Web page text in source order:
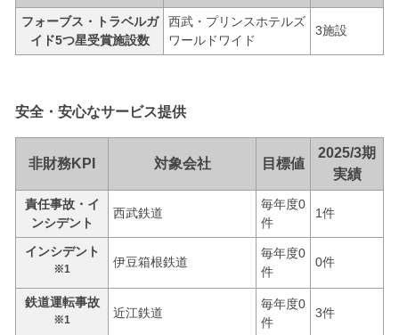
フォーブス・トラベルガ
イド5つ星受賞施設数
西武・プリンスホテルズ
ワールドワイド
3施設
安全・安心なサービス提供
非財務KPI 対象会社 目標値
2025/3期
実績
責任事故・イ
ンシデント
西武鉄道
毎年度0
件
1件
インシデント
※1 伊豆箱根鉄道
毎年度0
件
0件
鉄道運転事故
※1 近江鉄道
毎年度0
件
3件